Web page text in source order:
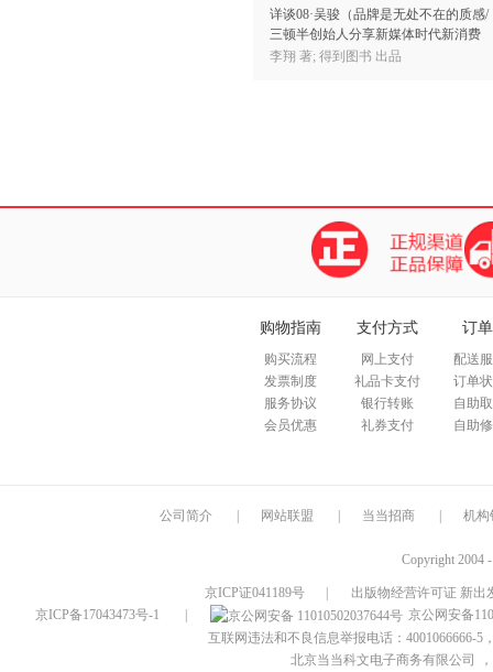
详谈08·吴骏（品牌是无处不在的质感/
三顿半创始人分享新媒体时代新消费
领域创业心法）
李翔 著; 得到图书 出品
购物指南
购买流程
发票制度
服务协议
会员优惠
支付方式
网上支付
礼品卡支付
银行转账
礼券支付
订
配送
订单
自助
自助
公司简介 网站联盟 当当招商 机构
Copyright 2004
京ICP证041189号
出版物经营许可证 新出
京ICP备17043473号-1
京公网安备
互联网违法和不良信息举报电话：4001066666-5
北京当当科文电子商务有限公司